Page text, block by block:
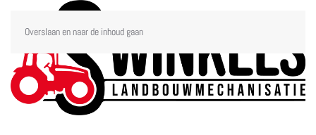
Overslaan en naar de inhoud gaan